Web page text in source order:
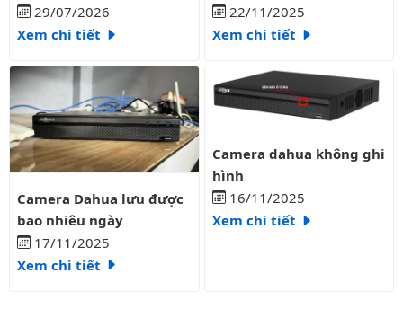
liên tục?
29/07/2026
Xem chi tiết
22/11/2025
Xem chi tiết
Camera Dahua lưu được bao nhiêu ngày
Camera Dahua lưu được
bao nhiêu ngày
17/11/2025
Xem chi tiết
Camera dahua không ghi hình
Camera dahua không ghi
hình
16/11/2025
Xem chi tiết